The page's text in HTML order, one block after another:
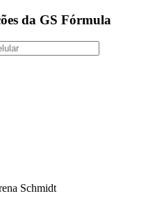
da GS Fórmula
Schmidt